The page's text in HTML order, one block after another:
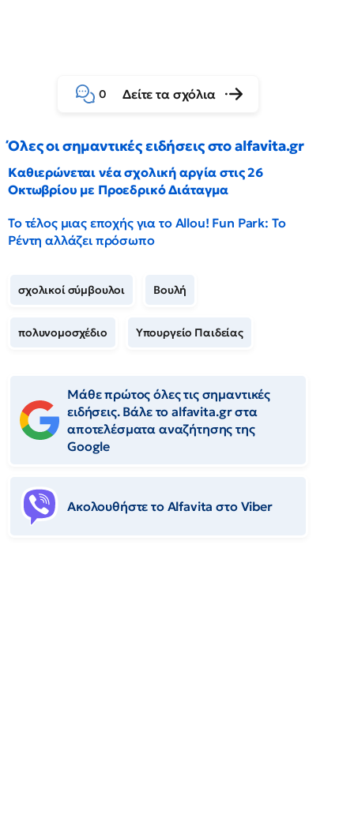
0 Δείτε τα σχόλια
Όλες οι σημαντικές ειδήσεις στο alfavita.gr
Καθιερώνεται νέα σχολική αργία στις 26
Οκτωβρίου με Προεδρικό Διάταγμα
Το τέλος μιας εποχής για το Allou! Fun Park: Το
Ρέντη αλλάζει πρόσωπο
σχολικοί σύμβουλοι Βουλή
πολυνομοσχέδιο Υπουργείο Παιδείας
Μάθε πρώτος όλες τις σημαντικές
ειδήσεις. Βάλε το alfavita.gr στα
αποτελέσματα αναζήτησης της
Google
Ακολουθήστε το Αlfavita στο Viber